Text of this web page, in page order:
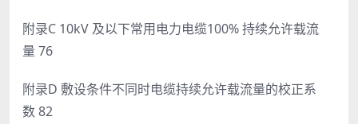
附录C 10kV 及以下常用电力电缆100% 持续允许载流
量 76
附录D 敷设条件不同时电缆持续允许载流量的校正系
数 82